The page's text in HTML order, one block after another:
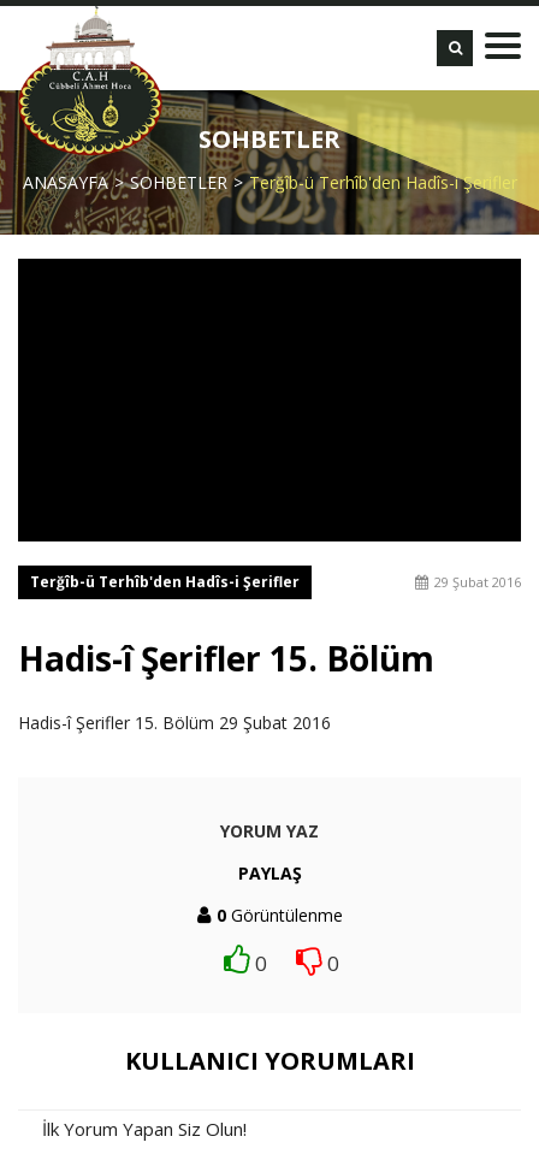
SOHBETLER
ANASAYFA SOHBETLER Terğîb-ü Terhîb'den Hadîs-i Şerifler
Terğîb-ü Terhîb'den Hadîs-i Şerifler 29 Şubat 2016
Hadis-î Şerifler 15. Bölüm
Hadis-î Şerifler 15. Bölüm 29 Şubat 2016
YORUM YAZ
PAYLAŞ
0Görüntülenme
0 0
KULLANICI YORUMLARI
İlk Yorum Yapan Siz Olun!